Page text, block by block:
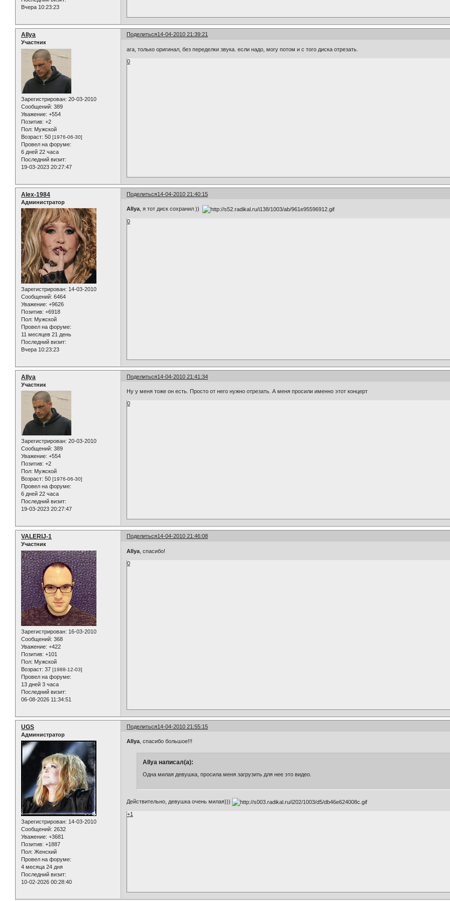
Вчера 10:23:23
Поделиться14-04-2010 21:39:21
AIlya
Участник
Зарегистрирован: 20-03-2010
Сообщений: 389
Уважение: +554
Позитив: +2
Пол: Мужской
Возраст: 50 [1976-06-30]
Провел на форуме:
6 дней 22 часа
Последний визит:
19-03-2023 20:27:47
ага, только оригинал, без переделки звука. если надо, могу потом и с того диска отрезать.
0
Поделиться14-04-2010 21:40:15
Alex-1984
Администратор
Зарегистрирован: 14-03-2010
Сообщений: 6464
Уважение: +9626
Позитив: +6918
Пол: Мужской
Провел на форуме:
11 месяцев 21 день
Последний визит:
Вчера 10:23:23
AIlya , я тот диск сохранил ))
0
Поделиться14-04-2010 21:41:34
AIlya
Участник
Зарегистрирован: 20-03-2010
Сообщений: 389
Уважение: +554
Позитив: +2
Пол: Мужской
Возраст: 50 [1976-06-30]
Провел на форуме:
6 дней 22 часа
Последний визит:
19-03-2023 20:27:47
Ну у меня тоже он есть. Просто от него нужно отрезать. А меня просили именно этот концерт
0
Поделиться14-04-2010 21:46:08
VALERIJ-1
Участник
Зарегистрирован: 16-03-2010
Сообщений: 368
Уважение: +422
Позитив: +101
Пол: Мужской
Возраст: 37 [1988-12-03]
Провел на форуме:
13 дней 3 часа
Последний визит:
06-08-2026 11:34:51
AIlya , спасибо!
0
Поделиться14-04-2010 21:55:15
UGS
Администратор
Зарегистрирован: 14-03-2010
Сообщений: 2632
Уважение: +3681
Позитив: +1887
Пол: Женский
Провел на форуме:
4 месяца 24 дня
Последний визит:
10-02-2026 00:28:40
AIlya , спасибо большое!!!
AIlya написал(а):
Одна милая девушка, просила меня загрузить для нее это видео.
Действительно, девушка очень милая)))
+1